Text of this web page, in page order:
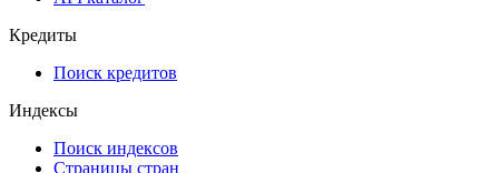
API and Data Feed
API каталог
Кредиты
Поиск кредитов